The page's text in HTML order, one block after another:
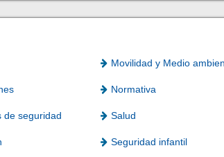
Movilidad y Medio
Normativa
de seguridad Salud
Seguridad infantil